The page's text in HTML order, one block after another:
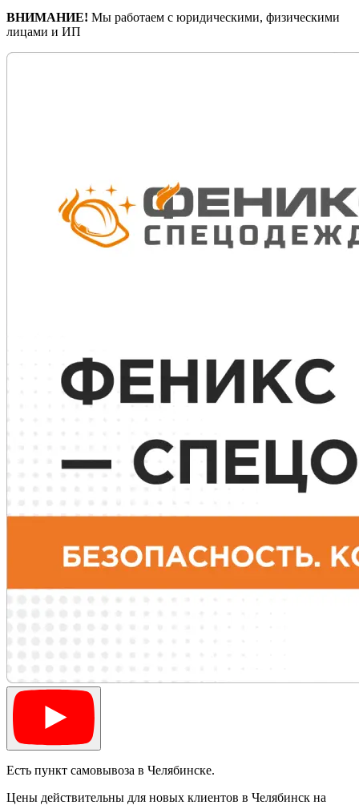
ВНИМАНИЕ! Мы работаем с юридическими, физическими
лицами и ИП
Есть пункт самовывоза в Челябинске.
Цены действительны для новых клиентов в Челябинск на